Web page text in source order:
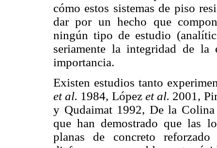
cómo estos sistemas de piso
dar por un hecho que
ningún tipo de estudio
seriamente la integridad de la
importancia.
Existen estudios tanto
et al. 1984, López et al. 2001,
y Qudaimat 1992, De la
que han demostrado que las
planas de concreto